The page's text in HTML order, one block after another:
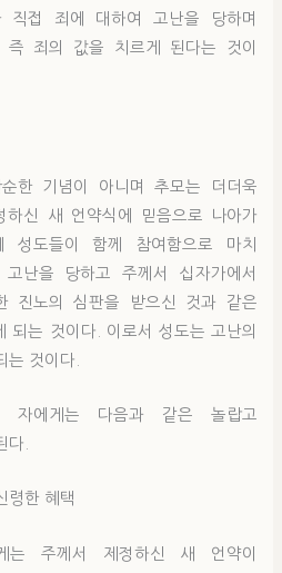
직접 죄에 대하여 고난을 당하며
즉 죄의 값을 치르게 된다는 것이
한 기념이 아니며 추모는 더더욱
하신 새 언약식에 믿음으로 나아가
성도들이 함께 참여함으로 마치
난을 당하고 주께서 십자가에서
진노의 심판을 받으신 것과 같은
되는 것이다. 이로서 성도는 고난의
는 것이다.
자에게는 다음과 같은 놀랍고
다.
령한 혜택
는 주께서 제정하신 새 언약이